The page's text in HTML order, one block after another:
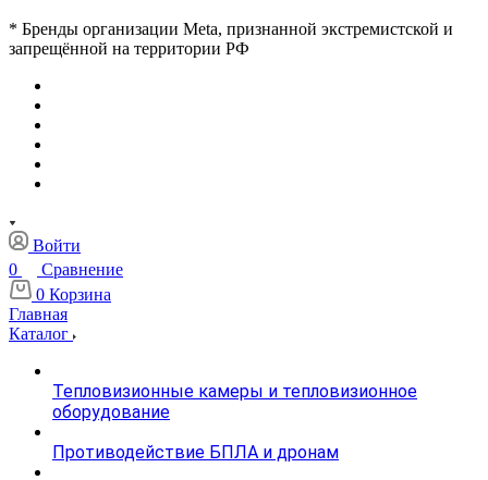
* Бренды организации Meta, признанной экстремистской и
запрещённой на территории РФ
Войти
0
Сравнение
0 Корзина
Главная
Каталог
Тепловизионные камеры и тепловизионное
оборудование
Противодействие БПЛА и дронам